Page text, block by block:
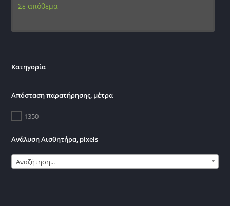
Σε απόθεμα
Κατηγορία
Απόσταση παρατήρησης, μέτρα
1350
Ανάλυση Αισθητήρα, pixels
Αναζήτηση...